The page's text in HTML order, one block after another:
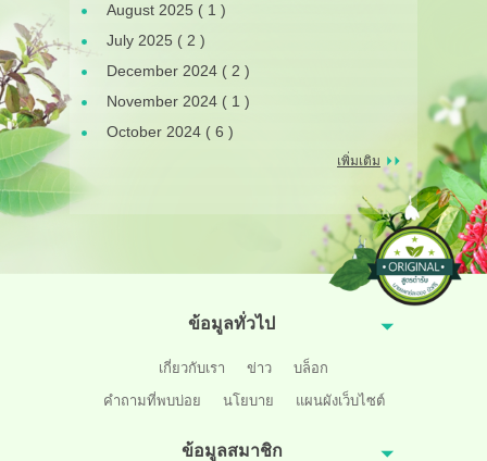
August 2025 ( 1 )
July 2025 ( 2 )
December 2024 ( 2 )
November 2024 ( 1 )
October 2024 ( 6 )
เพิ่มเติม
ข้อมูลทั่วไป
เกี่ยวกับเรา ข่าว
บล็อก
คำถามที่พบบ่อย
นโยบาย แผนผังเว็บไซต์
ข้อมูลสมาชิก